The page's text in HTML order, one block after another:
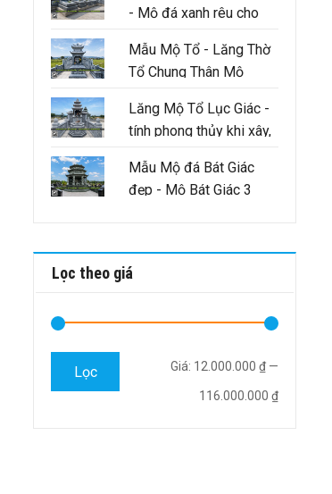
- Mộ đá xanh rêu cho
đình
Mẫu Mộ Tổ - Lăng Thờ
Tổ Chung Thân Mộ
Lăng Mộ Tổ Lục Giác -
tính phong thủy khi xây,
đảm bảo như thế nào
Mẫu Mộ đá Bát Giác
đẹp - Mộ Bát Giác 3
Lọc theo giá
Giá
tối
Giá
tối
Lọc Giá: 12.000.000 ₫—
116.000.000 ₫